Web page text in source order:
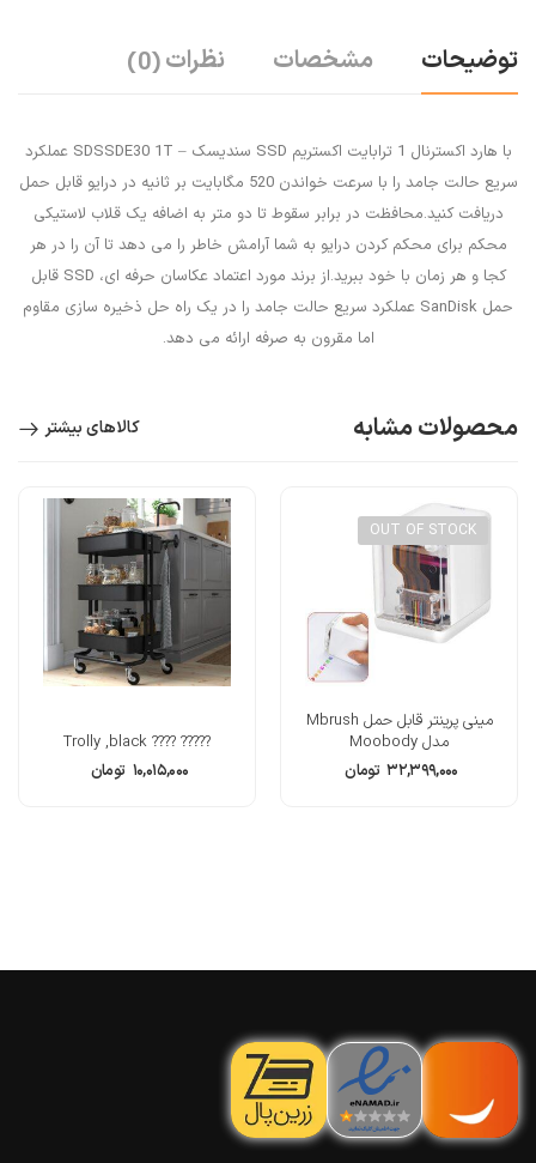
توضیحات مشخصات نظرات(0)
با هارد اکسترنال 1 ترابایت اکستریم SSD سندیسک – SDSSDE30 1T عملکرد
سریع حالت جامد را با سرعت خواندن 520 مگابایت بر ثانیه در درایو قابل حمل
دریافت کنید.محافظت در برابر سقوط تا دو متر به اضافه یک قلاب لاستیکی
محکم برای محکم کردن درایو به شما آرامش خاطر را می دهد تا آن را در هر
کجا و هر زمان با خود ببرید.از برند مورد اعتماد عکاسان حرفه ای، SSD قابل
حمل SanDisk عملکرد سریع حالت جامد را در یک راه حل ذخیره سازی مقاوم
اما مقرون به صرفه ارائه می دهد.
محصولات مشابه کالاهای بیشتر
OUT OF STOCK
مینی پرینتر قابل حمل Mbrush
مدل Moobody
۳۲,۳۹۹,۰۰۰ تومان
????? ???? Trolly ,black
۱۰,۰۱۵,۰۰۰ تومان